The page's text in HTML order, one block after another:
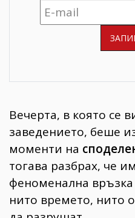
Вечерта, в която се
заведението, беше
моменти на
тогава разбрах, че
феноменална
нито времето, нито